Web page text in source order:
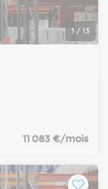
contactez nous.
1 / 13
à la location
(9.80m), 1
11 083 €/mois